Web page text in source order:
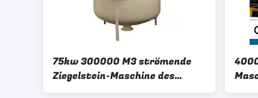
75kw 300000 M3 strömende
Ziegelstein-Maschine des
Mischer-AAC
AAC